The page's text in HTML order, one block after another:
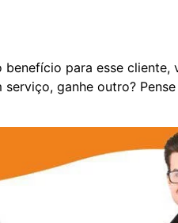
para esse cliente,
ganhe outro?